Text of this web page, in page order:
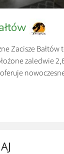
Zacisze
zaledwie
prywatną
do
w spokojnej